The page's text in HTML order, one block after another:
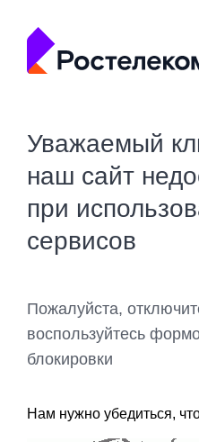
Уважаемый
наш сайт
при
сервисов
Пожалуйста,
воспользуйтесь
блокировки
Нам нужно убедиться,